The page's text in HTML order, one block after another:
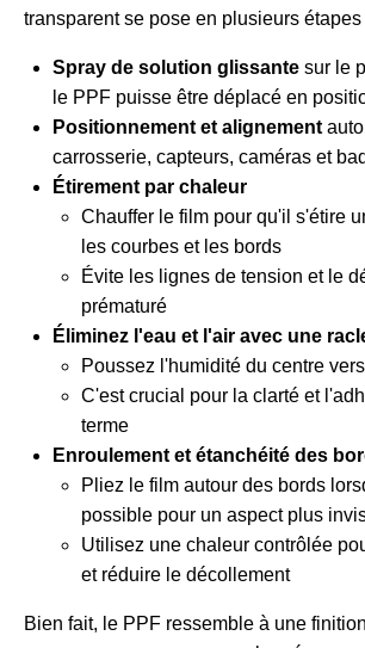
transparent se pose en plusieurs étapes
Spray de solution glissante sur le
le PPF puisse être déplacé en
Positionnement et alignement
carrosserie, capteurs, caméras et
Étirement par chaleur
Chauffer le film pour qu'il s'étire
les courbes et les bords
Évite les lignes de tension et le
prématuré
Éliminez l'eau et l'air avec une
Poussez l'humidité du centre
C'est crucial pour la clarté et
terme
Enroulement et étanchéité des
Pliez le film autour des bords
possible pour un aspect plus
Utilisez une chaleur contrôlée
et réduire le décollement
Bien fait, le PPF ressemble à une